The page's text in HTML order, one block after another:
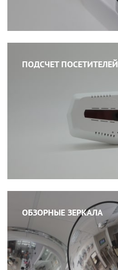
ПОДСЧЕТ ПОСЕТИТЕЛЕЙ
ОБЗОРНЫЕ ЗЕРКАЛА